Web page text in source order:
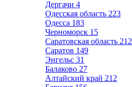
Дергачи 4
Одесская область 223
Одесса 183
Черноморск 15
Саратовская область 212
Саратов 149
Энгельс 31
Балаково 27
Алтайский край 212